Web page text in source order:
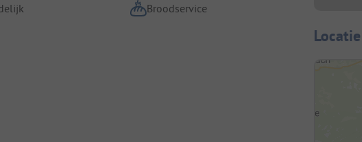
Broodservice
Locatie